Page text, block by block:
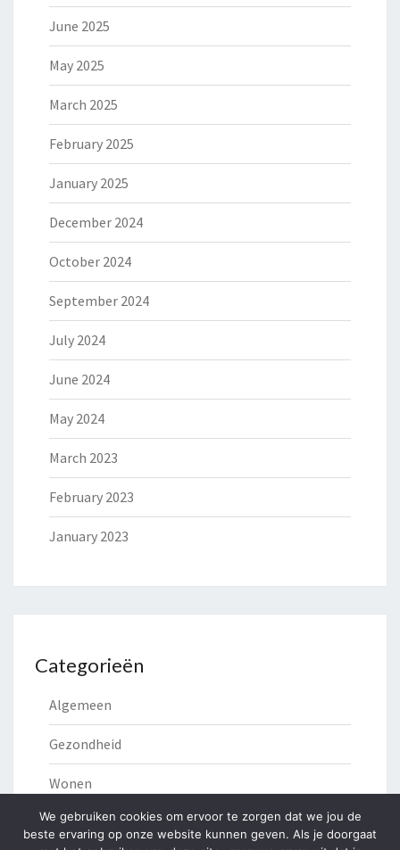
June 2025
May 2025
March 2025
February 2025
January 2025
December 2024
October 2024
September 2024
July 2024
June 2024
May 2024
March 2023
February 2023
January 2023
Categorieën
Algemeen
Gezondheid
Wonen
We gebruiken cookies om ervoor te zorgen dat we jou de
beste ervaring op onze website kunnen geven. Als je doorgaat